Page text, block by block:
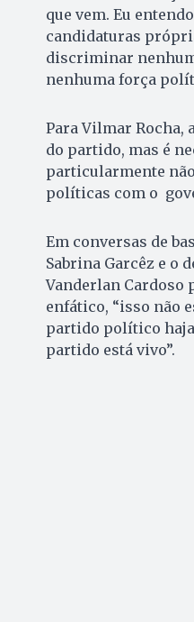
que vem. Eu
candidaturas
discriminar
nenhuma força
Para Vilmar Rocha,
do partido, mas é
particularmente
políticas com o
Em conversas de
Sabrina Garcêz e o
Vanderlan Cardoso
enfático, “isso não
partido político
partido está vivo”.